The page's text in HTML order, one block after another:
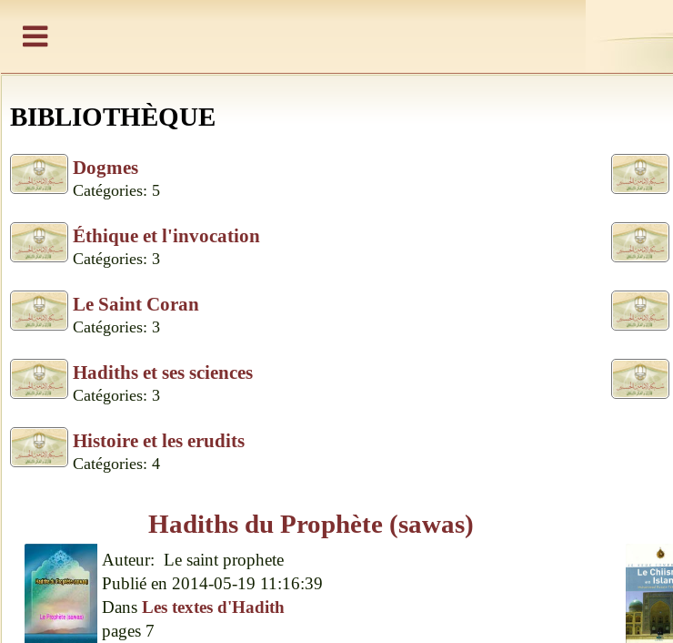
BIBLIOTHÈQUE
Dogmes
Catégories: 5
Éthique et l'invocation
Catégories: 3
Le Saint Coran
Catégories: 3
Hadiths et ses sciences
Catégories: 3
Histoire et les erudits
Catégories: 4
Hadiths du Prophète (sawas)
Auteur: Le saint prophete
Publié en 2014-05-19 11:16:39
Dans Les textes d'Hadith
pages 7